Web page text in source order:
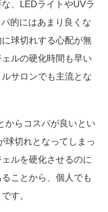
、LEDライトやUVラ
的にはあまり良くな
球切れする心配が無
ルの硬化時間も早い
サロンでも主流とな
からコスパが良いとい
球切れとなってしまっ
ルを硬化させるのに
ことから、個人でも
す。